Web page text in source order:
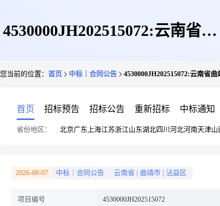
4530000JH202515072:云南省曲
您当前的位置： 首页 中标｜合同公告 4530000JH202515072:云南省
首页 招标预告 招标公告 重新招标 中标通知
省份地区： 北京广东 上海江苏浙江山东湖北四川 河北河南天津山
2026-08-07 中标｜合同公告 云南省 曲靖市 沾益区
项目编号 4530000JH202515072